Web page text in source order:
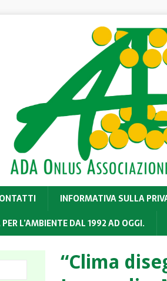
INFORMATIVA SULLA
L’AMBIENTE DAL 1992 AD OGGI.
“Clima